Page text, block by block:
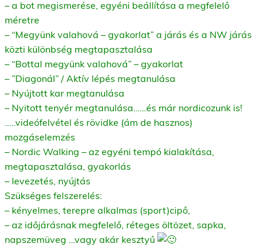
– a bot megismerése, egyéni beállítása a megfelelő
méretre
– “Megyünk valahová – gyakorlat” a járás és a NW járás
közti különbség megtapasztalása
– “Bottal megyünk valahová” – gyakorlat
– ”Diagonál” / Aktív lépés megtanulása
– Nyújtott kar megtanulása
– Nyitott tenyér megtanulása……és már nordicozunk is!
…..videófelvétel és rövidke (ám de hasznos)
mozgáselemzés
– Nordic Walking – az egyéni tempó kialakítása,
megtapasztalása, gyakorlás
– levezetés, nyújtás
Szükséges felszerelés:
– kényelmes, terepre alkalmas (sport)cipő,
– az időjárásnak megfelelő, réteges öltözet, sapka,
napszemüveg …vagy akár kesztyű